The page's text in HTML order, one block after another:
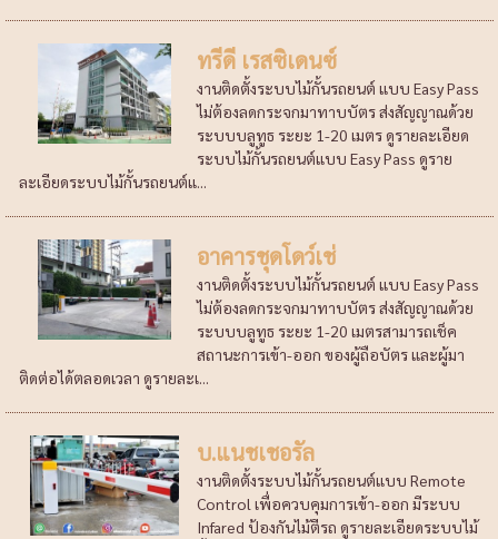
ทรีดี เรสซิเดนซ์
งานติดตั้งระบบไม้กั้นรถยนต์ แบบ Easy Pass
ไม่ต้องลดกระจกมาทาบบัตร ส่งสัญญาณด้วย
ระบบบลูทูธ ระยะ 1-20 เมตร ดูรายละเอียด
ระบบไม้กั้นรถยนต์แบบ Easy Pass ดูราย
ละเอียดระบบไม้กั้นรถยนต์แ...
อาคารชุดโดว์เช่
งานติดตั้งระบบไม้กั้นรถยนต์ แบบ Easy Pass
ไม่ต้องลดกระจกมาทาบบัตร ส่งสัญญาณด้วย
ระบบบลูทูธ ระยะ 1-20 เมตรสามารถเช็ค
สถานะการเข้า-ออก ของผู้ถือบัตร และผู้มา
ติดต่อได้ตลอดเวลา ดูรายละเ...
บ.แนชเชอรัล
งานติดตั้งระบบไม้กั้นรถยนต์แบบ Remote
Control เพื่อควบคุมการเข้า-ออก มีระบบ
Infared ป้องกันไม้ตีรถ ดูรายละเอียดระบบไม้